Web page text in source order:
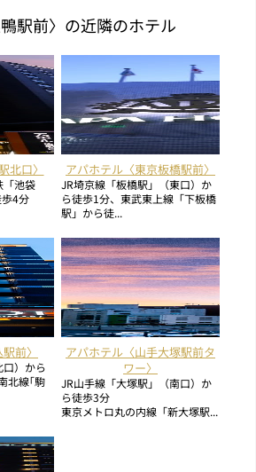
駅前〉の近隣のホテル
北口〉
「池袋
4分
アパホテル〈東京板橋駅前〉
JR埼京線「板橋駅」（東口）か
ら徒歩1分、東武東上線「下板橋
駅」から徒...
前〉
口）から
北線｢駒
アパホテル〈山手大塚駅前タ
ワー〉
JR山手線「大塚駅」（南口）か
ら徒歩3分
東京メトロ丸の内線「新大塚駅...